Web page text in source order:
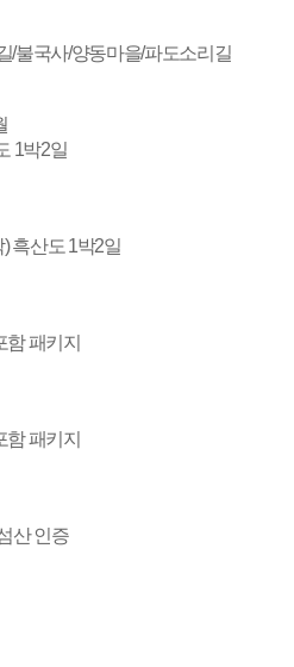
/불국사/양동마을/파도소리길
1박2일
흑산도 1박2일
함 패키지
함 패키지
산 인증